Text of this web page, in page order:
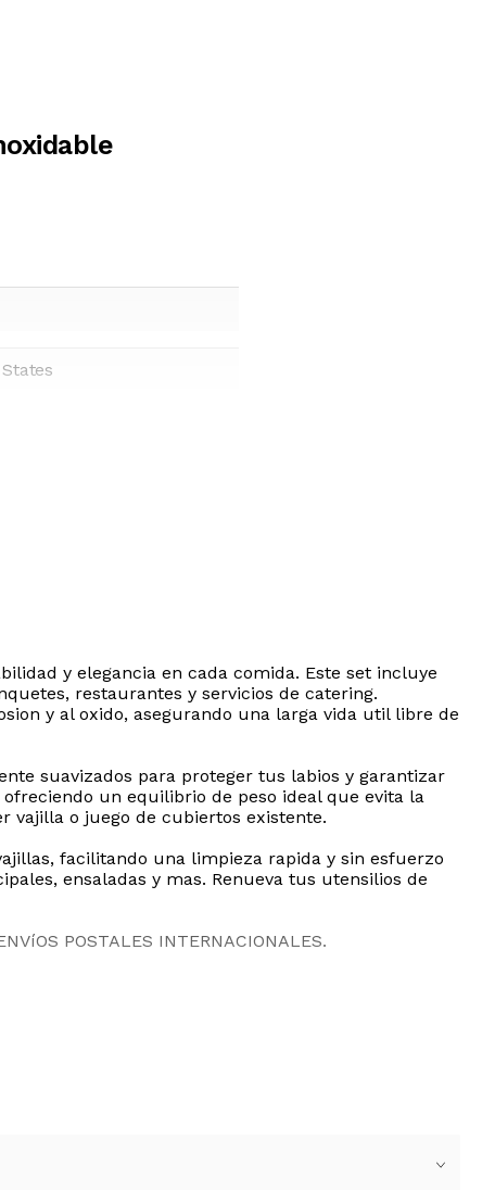
y elegancia en cada comida. Este set incluye
restaurantes y servicios de catering.
y al oxido, asegurando una larga vida util libre de
suavizados para proteger tus labios y garantizar
un equilibrio de peso ideal que evita la
vajilla o juego de cubiertos existente.
facilitando una limpieza rapida y sin esfuerzo
ensaladas y mas. Renueva tus utensilios de
POSTALES INTERNACIONALES.